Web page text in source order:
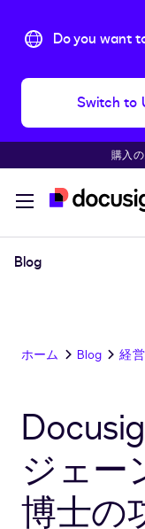
Do you want
Switch to
購入
Blog
ホーム Blog 経
ジェー
博士の